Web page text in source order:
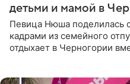
детьми и мамой в
Певица Нюша поделилась
кадрами из семейного
отдыхает в Черногории